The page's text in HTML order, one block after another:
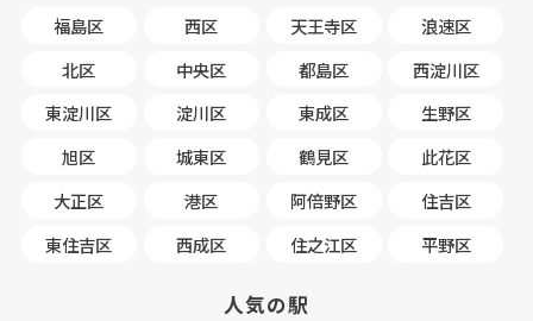
福島区 西区 天王寺区
浪速区
北区
中央区 都島区
西淀川区
東淀川区
淀川区 東成区
生野区
旭区
城東区 鶴見区
此花区
大正区
港区 阿倍野区
住吉区
東住吉区
西成区 住之江区 平野区
人気の駅